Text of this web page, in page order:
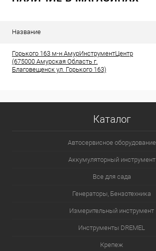
Название
Горького 163 м-н АмурИнструментЦентр
(675000 Амурская Область г.
Благовещенск ул. Горького 163)
Каталог
Автосервисное оборудование
Аккумуляторный инструмент
Все для сада
Генераторы, Бензотехника
Измерительный инструмент
Инструменты DREMEL
Крепеж